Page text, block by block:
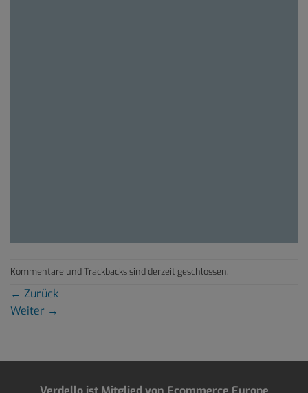
Kommentare und Trackbacks sind derzeit geschlossen.
← Zurück
Weiter →